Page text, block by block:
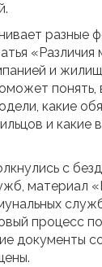
разные
и
понять,
какие
и какие
с
материал
процесс
документы